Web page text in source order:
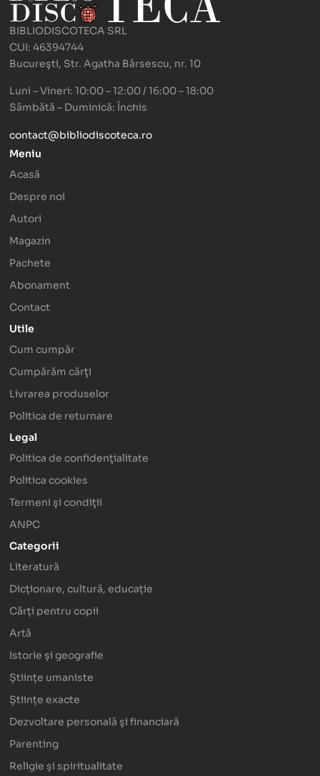
BIBLIODISCOTECA SRL
CUI: 46394744
Bucureşti, Str. Agatha Bârsescu, nr. 10
Luni – Vineri: 10:00 – 12:00 / 16:00 – 18:00
Sâmbătă – Duminică: Închis
contact@bibliodiscoteca.ro
Meniu
Acasă
Despre noi
Autori
Magazin
Pachete
Abonament
Contact
Utile
Cum cumpăr
Cumpărăm cărţi
Livrarea produselor
Politica de returnare
Legal
Politica de confidenţialitate
Politica cookies
Termeni şi condiţii
ANPC
Categorii
Literatură
Dicționare, cultură, educație
Cărți pentru copii
Artă
Istorie și geografie
Științe umaniste
Științe exacte
Dezvoltare personală şi financiară
Parenting
Religie și spiritualitate